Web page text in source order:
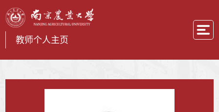
教师个人主页